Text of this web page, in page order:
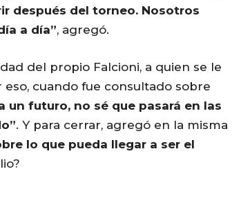
después del torneo. Nosotros
a día”, agregó.
del propio Falcioni, a quien se le
cuando fue consultado sobre
un futuro, no sé que pasará en las
. Y para cerrar, agregó en la misma
lo que pueda llegar a ser el